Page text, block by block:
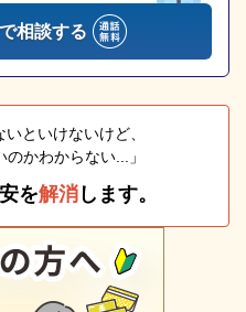
相談する
いといけないけど、
かわからない...」
を解消 します。